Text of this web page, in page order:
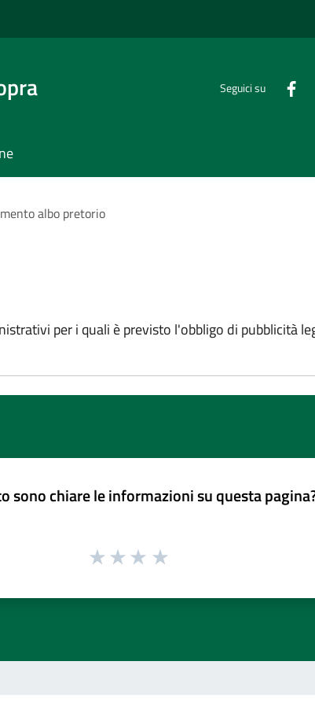
Seguici su
albo pretorio
per i quali è previsto l'obbligo di pubblicità
sono chiare le informazioni su questa